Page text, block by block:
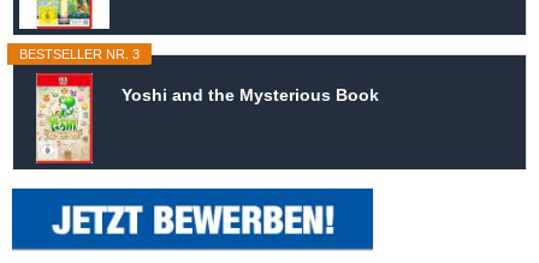
BESTSELLER NR. 3
Yoshi and the Mysterious Book